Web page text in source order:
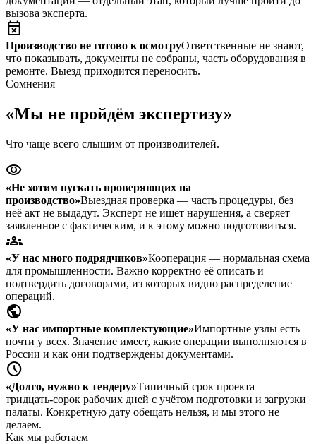
вызова эксперта.
event_busy
Производство не готово к осмотруОтветственные не знают,
что показывать, документы не собраны, часть оборудования в
ремонте. Выезд приходится переносить.
Сомнения
«Мы не пройдём экспертизу»
Что чаще всего слышим от производителей.
visibility
«Не хотим пускать проверяющих на
производство»Выездная проверка — часть процедуры, без
неё акт не выдадут. Эксперт не ищет нарушения, а сверяет
заявленное с фактическим, и к этому можно подготовиться.
groups
«У нас много подрядчиков»Кооперация — нормальная схема
для промышленности. Важно корректно её описать и
подтвердить договорами, из которых видно распределение
операций.
public
«У нас импортные комплектующие»Импортные узлы есть
почти у всех. Значение имеет, какие операции выполняются в
России и как они подтверждены документами.
schedule
«Долго, нужно к тендеру»Типичный срок проекта —
тридцать-сорок рабочих дней с учётом подготовки и загрузки
палаты. Конкретную дату обещать нельзя, и мы этого не
делаем.
Как мы работаем